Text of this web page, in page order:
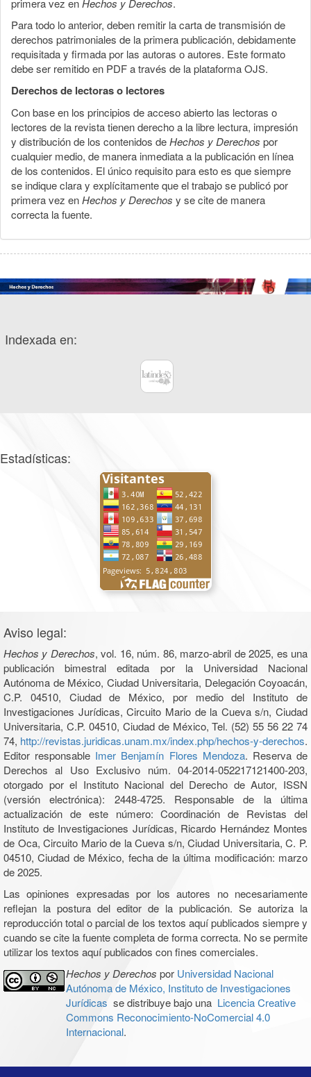
primera vez enHechos y Derechos.
Para todo lo anterior, deben remitir la carta de transmisión de
derechos patrimoniales de la primera publicación, debidamente
requisitada y firmada por las autoras o autores. Este formato
debe ser remitido en PDF a través de la plataforma OJS.
Derechos de lectoras o lectores
Con base en los principios de acceso abierto las lectoras o
lectores de la revista tienen derecho a la libre lectura, impresión
y distribución de los contenidos deHechos y Derechos por
cualquier medio, de manera inmediata a la publicación en línea
de los contenidos. El único requisito para esto es que siempre
se indique clara y explícitamente que el trabajo se publicó por
primera vez enHechos y Derechos y se cite de manera
correcta la fuente.
Indexada en:
Estadísticas:
Aviso legal:
Hechos y Derechos, vol. 16, núm. 86, marzo-abril de 2025, es una
publicación bimestral editada por la Universidad Nacional
Autónoma de México, Ciudad Universitaria, Delegación Coyoacán,
C.P. 04510, Ciudad de México, por medio del Instituto de
Investigaciones Jurídicas, Circuito Mario de la Cueva s/n, Ciudad
Universitaria, C.P. 04510, Ciudad de México, Tel. (52) 55 56 22 74
74, http://revistas.juridicas.unam.mx/index.php/hechos-y-derechos.
Editor responsable Imer Benjamín Flores Mendoza. Reserva de
Derechos al Uso Exclusivo núm. 04-2014-052217121400-203,
otorgado por el Instituto Nacional del Derecho de Autor, ISSN
(versión electrónica): 2448-4725. Responsable de la última
actualización de este número: Coordinación de Revistas del
Instituto de Investigaciones Jurídicas, Ricardo Hernández Montes
de Oca, Circuito Mario de la Cueva s/n, Ciudad Universitaria, C. P.
04510, Ciudad de México, fecha de la última modificación: marzo
de 2025.
Las opiniones expresadas por los autores no necesariamente
reflejan la postura del editor de la publicación. Se autoriza la
reproducción total o parcial de los textos aquí publicados siempre y
cuando se cite la fuente completa de forma correcta. No se permite
utilizar los textos aquí publicados con fines comerciales.
Hechos y Derechos por Universidad Nacional
Autónoma de México, Instituto de Investigaciones
Jurídicas se distribuye bajo una Licencia Creative
Commons Reconocimiento-NoComercial 4.0
Internacional.